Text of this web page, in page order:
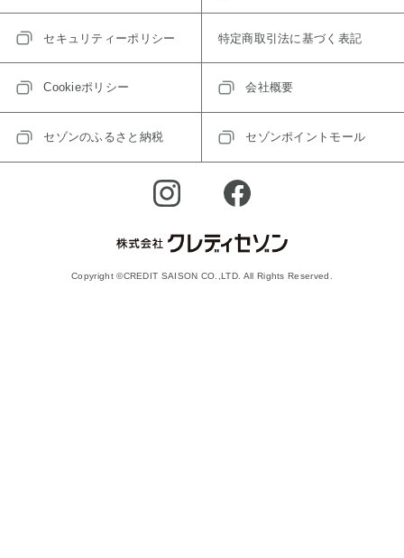
セキュリティーポリシー 特定商取引法に基づく表記
Cookieポリシー 会社概要
セゾンのふるさと納税 セゾンポイントモール
Copyright ©CREDIT SAISON CO.,LTD. All Rights Reserved.